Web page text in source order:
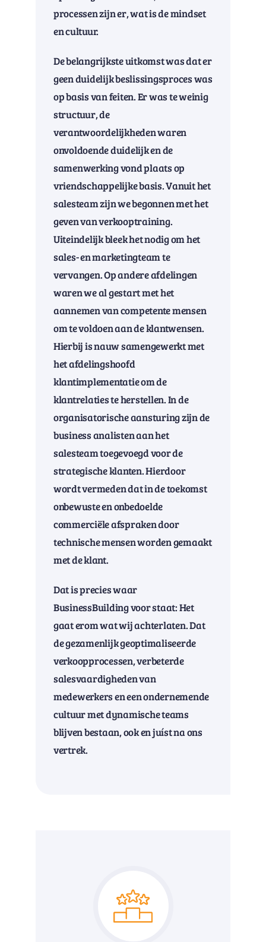
processen zijn er, wat is de mindset
en cultuur.
De belangrijkste uitkomst was dat er
geen duidelijk beslissingsproces was
op basis van feiten. Er was te weinig
structuur, de
verantwoordelijkheden waren
onvoldoende duidelijk en de
samenwerking vond plaats op
vriendschappelijke basis. Vanuit het
salesteam zijn we begonnen met het
geven van verkooptraining.
Uiteindelijk bleek het nodig om het
sales- en marketingteam te
vervangen. Op andere afdelingen
waren we al gestart met het
aannemen van competente mensen
om te voldoen aan de klantwensen.
Hierbij is nauw samengewerkt met
het afdelingshoofd
klantimplementatie om de
klantrelaties te herstellen. In de
organisatorische aansturing zijn de
business analisten aan het
salesteam toegevoegd voor de
strategische klanten. Hierdoor
wordt vermeden dat in de toekomst
onbewuste en onbedoelde
commerciële afspraken door
technische mensen worden gemaakt
met de klant.
Dat is precies waar
BusinessBuilding voor staat: Het
gaat erom wat wij achterlaten. Dat
de gezamenlijk geoptimaliseerde
verkoopprocessen, verbeterde
salesvaardigheden van
medewerkers en een ondernemende
cultuur met dynamische teams
blijven bestaan, ook en juíst na ons
vertrek.